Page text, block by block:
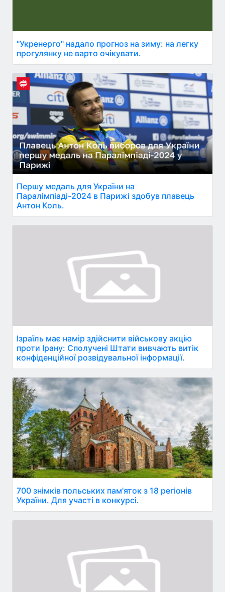
"Укренерго" надало прогноз на зиму: на легку
прогулянку не варто очікувати.
Першу медаль для України на
Паралімпіаді-2024 в Парижі здобув плавець
Антон Коль.
Ізраїль має намір здійснити військову акцію
проти Ірану: Сполучені Штати вивчають витік
конфіденційної розвідувальної інформації.
700 знімків польських пам'яток з 18 регіонів
України. Для участі в конкурсі.